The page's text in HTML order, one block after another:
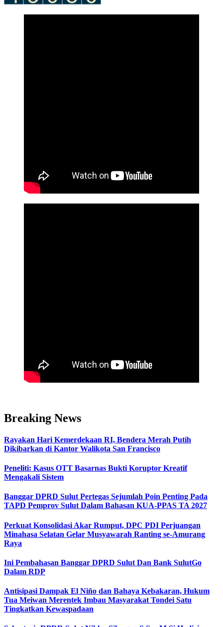
Breaking News
Rayakan Hari Kemerdekaan RI, Bendera Merah Putih
Dikibarkan di Kantor Walikota San Francisco
Peneliti: Kasus OTT Basarnas Bukti Koruptor Kreatif
Mengakali Sistem
Banggar DPRD Sulut Pertegas Sejumlah Poin Penting Pada
TAPD Pemprov Sulut Dalam Bahasan KUA-PPAS TA 2027
Perkuat Konsolidasi Akar Rumput, DPC PDI Perjuangan
Minahasa Selatan Gelar Musyawarah Ranting se-Amurang
Raya
Ini Pembahasan Banggar DPRD Sulut Dan Bank SulutGo
Dalam RDP
Antisipasi Dampak El Niño dan Bahaya Kebakaran, Hukum
Tua Meiwan Merentek Imbau Masyarakat Tondei Satu
Tingkatkan Kewaspadaan